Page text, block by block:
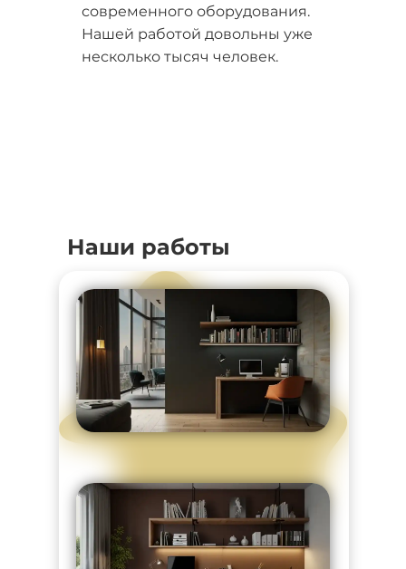
современного оборудования.
Нашей работой довольны уже
несколько тысяч человек.
Наши работы